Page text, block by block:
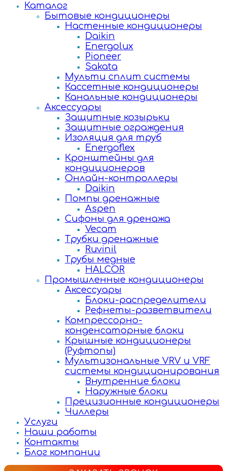
Каталог
Бытовые кондиционеры
Настенные кондиционеры
Daikin
Energolux
Pioneer
Sakata
Мульти сплит системы
Кассетные кондиционеры
Канальные кондиционеры
Аксессуары
Защитные козырьки
Защитные ограждения
Изоляция для труб
Energoflex
Кронштейны для
кондиционеров
Онлайн-контроллеры
Daikin
Помпы дренажные
Aspen
Сифоны для дренажа
Vecam
Трубки дренажные
Ruvinil
Трубы медные
HALCOR
Промышленные кондиционеры
Аксессуары
Блоки-распределители
Рефнеты-разветвители
Компрессорно-
конденсаторные блоки
Крышные кондиционеры
(Руфтопы)
Мультизональные VRV и VRF
системы кондиционирования
Внутренние блоки
Наружные блоки
Прецизионные кондиционеры
Чиллеры
Услуги
Наши работы
Контакты
Блог компании